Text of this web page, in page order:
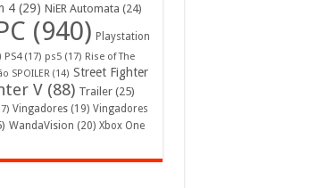
4(29) NiER Automata (24)
(940) Playstation
PS4(17) ps5(17) Rise of The
SPOILER(14) Street Fighter
V(88) Trailer(25)
Vingadores(19) Vingadores
WandaVision (20) Xbox One